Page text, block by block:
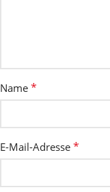
Name *
E-Mail-Adresse *